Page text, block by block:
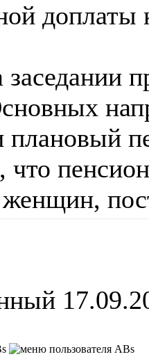
доплаты
плановый
что